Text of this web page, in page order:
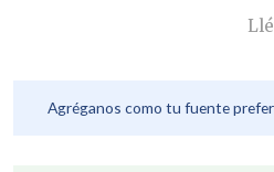
Agréganos como tu fuente